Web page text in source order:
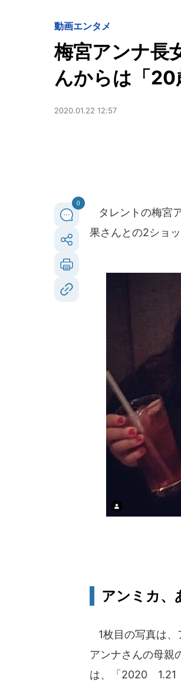
動画エンタメ
梅宮アンナ長
んからは「20
2020.01.22 12:57
0
タレントの梅宮
果さんとの2ショ
アンミカ、
1枚目の写真は、
アンナさんの母親
は、「2020 1.21